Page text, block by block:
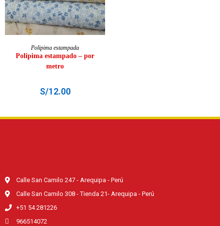
AÑADIR AL CARRITO
Polipima estampada
Polipima estampado – por
metro
S/12.00
Calle San Camilo 247 - Arequipa - Perú
Calle San Camilo 308 - Tienda 21- Arequipa - Perú
+51 54 281226
966514072